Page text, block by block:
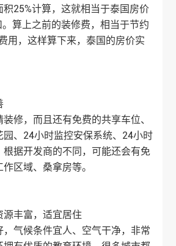
25%计算，这就相当于泰国房价
算上之前的装修费，相当于节约
用，这样算下来，泰国的房价实
装修，而且还有免费的共享车位、
、24小时监控安保系统、24小时
据开发商的不同，可能还会有免
区域、桑拿房等。
源丰富，适宜居住
气候条件宜人、空气干净，非常